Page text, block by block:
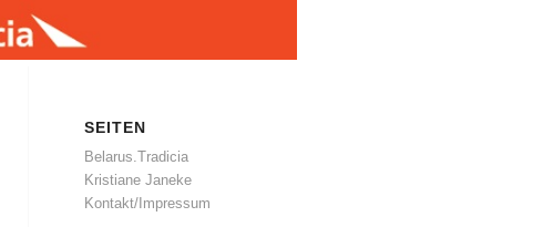
SEITEN
Belarus.Tradicia
Kristiane Janeke
Kontakt/Impressum